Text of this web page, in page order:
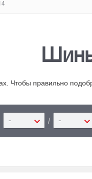
Чтобы правильно
- / -